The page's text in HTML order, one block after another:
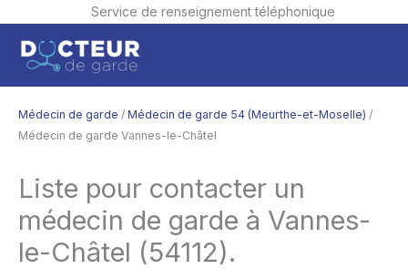
Service de renseignement téléphonique
contenu
Médecin de garde / Médecin de garde 54 (Meurthe-et-Moselle) /
Médecin de garde Vannes-le-Châtel
Liste pour contacter un
médecin de garde à Vannes-
le-Châtel (54112).